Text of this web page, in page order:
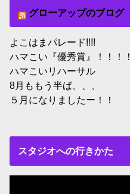
グローアップのブログ
よこはまパレード‼︎!!
ハマこい『優秀賞』！！！！
ハマこいリハーサル
8月ももう半ば、、、
５月になりましたー！！
スタジオへの行きかた